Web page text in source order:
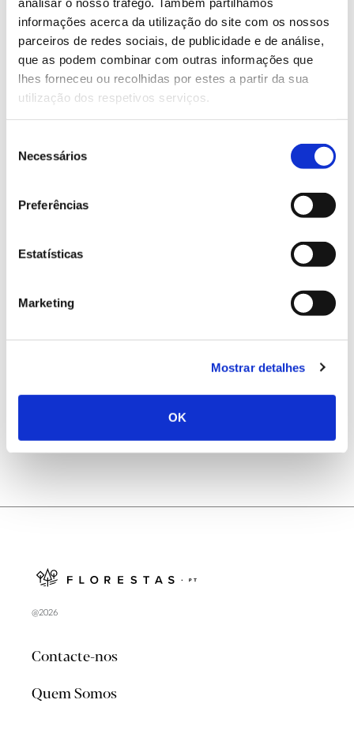
informações acerca da utilização do site com os nossos
parceiros de redes sociais, de publicidade e de análise,
que as podem combinar com outras informações que
lhes forneceu ou recolhidas por estes a partir da sua
utilização dos respetivos serviços.
Necessários
Preferências
Estatísticas
Marketing
Mostrar detalhes
OK
Saber mais
13.07.2026
Genoma do priolo e de outras espécies em risco:
cidadãos chamados a ajudar
Natureza e florestas procuram jovens voluntários
@2026
Contacte-nos
Quem Somos